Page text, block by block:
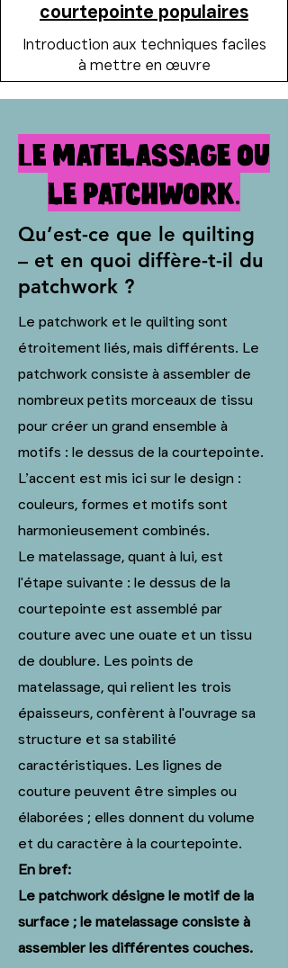
courtepointe populaires
Introduction aux techniques faciles
à mettre en œuvre
Le matelassage ou
le patchwork.
Qu’est-ce que le quilting
– et en quoi diffère-t-il du
patchwork ?
Le patchwork et le quilting sont
étroitement liés, mais différents. Le
patchwork consiste à assembler de
nombreux petits morceaux de tissu
pour créer un grand ensemble à
motifs : le dessus de la courtepointe.
L’accent est mis ici sur le design :
couleurs, formes et motifs sont
harmonieusement combinés.
Le matelassage, quant à lui, est
l'étape suivante : le dessus de la
courtepointe est assemblé par
couture avec une ouate et un tissu
de doublure. Les points de
matelassage, qui relient les trois
épaisseurs, confèrent à l'ouvrage sa
structure et sa stabilité
caractéristiques. Les lignes de
couture peuvent être simples ou
élaborées ; elles donnent du volume
et du caractère à la courtepointe.
En bref:
Le patchwork désigne le motif de la
surface ; le matelassage consiste à
assembler les différentes couches.